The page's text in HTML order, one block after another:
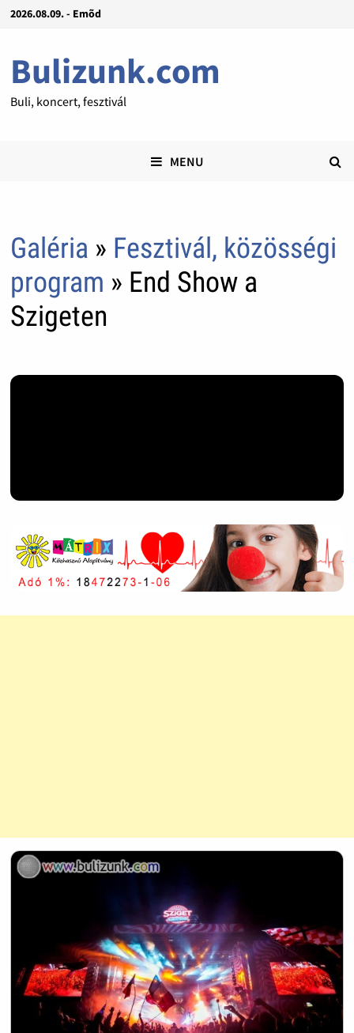
2026.08.09. - Emõd
Bulizunk.com
Buli, koncert, fesztivál
MENU
Galéria » Fesztivál, közösségi
program » End Show a
Szigeten